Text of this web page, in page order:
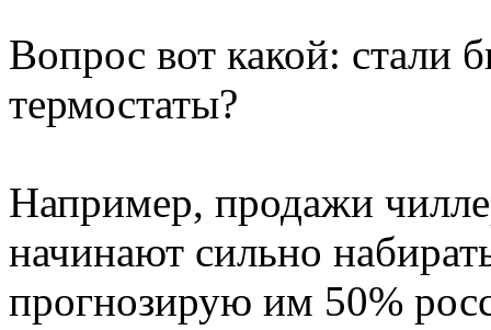
Вопрос вот какой: стали
термостаты?
Например, продажи
начинают сильно
прогнозирую им 50%